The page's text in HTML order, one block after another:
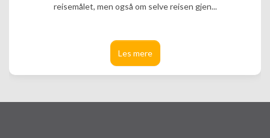
reisemålet, men også om selve reisen gjen...
Les mere